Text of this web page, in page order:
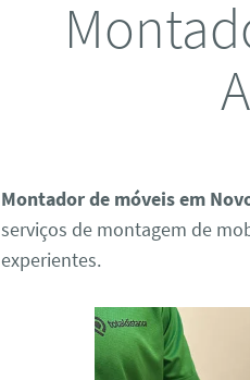
Montador de móveis em
serviços de montagem de
experientes.